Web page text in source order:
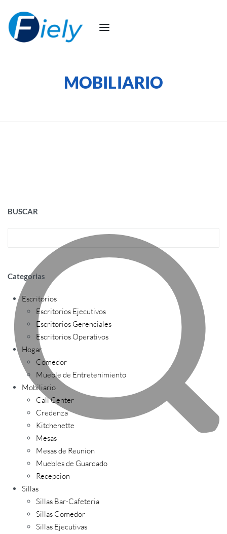
MOBILIARIO
BUSCAR
Categorias
Escritorios
Escritorios Ejecutivos
Escritorios Gerenciales
Escritorios Operativos
Hogar
Comedor
Mueble de Entretenimiento
Mobiliario
Call Center
Credenza
Kitchenette
Mesas
Mesas de Reunion
Muebles de Guardado
Recepcion
Sillas
Sillas Bar-Cafeteria
Sillas Comedor
Sillas Ejecutivas